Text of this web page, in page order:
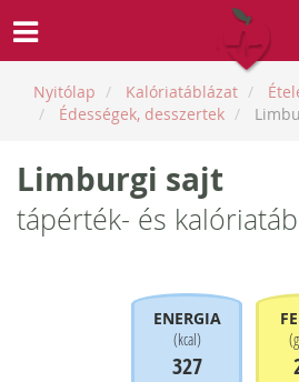
Nyitólap Kalóriatáblázat
Édességek, desszertek
Limburgi sajt
tápérték- és
ENERGIA
(kcal)
327
(